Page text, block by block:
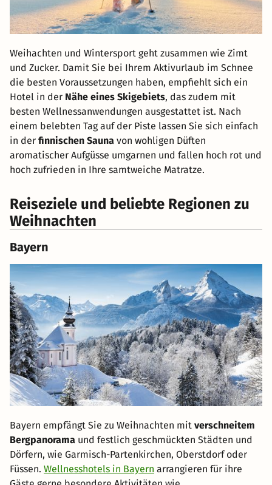
Weihachten und Wintersport geht zusammen wie Zimt
und Zucker. Damit Sie bei Ihrem Aktivurlaub im Schnee
die besten Voraussetzungen haben, empfiehlt sich ein
Hotel in der Nähe eines Skigebiets, das zudem mit
besten Wellnessanwendungen ausgestattet ist. Nach
einem belebten Tag auf der Piste lassen Sie sich einfach
in der finnischen Sauna von wohligen Düften
aromatischer Aufgüsse umgarnen und fallen hoch rot und
hoch zufrieden in Ihre samtweiche Matratze.
Reiseziele und beliebte Regionen zu
Weihnachten
Bayern
Bayern empfängt Sie zu Weihnachten mit verschneitem
Bergpanorama und festlich geschmückten Städten und
Dörfern, wie Garmisch-Partenkirchen, Oberstdorf oder
Füssen. Wellnesshotels in Bayern arrangieren für ihre